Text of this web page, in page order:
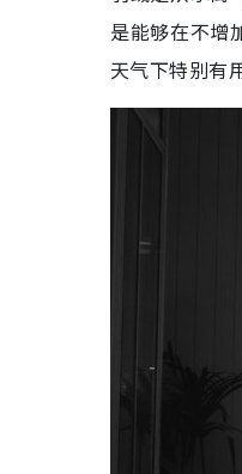
是能够在不增
天气下特别有